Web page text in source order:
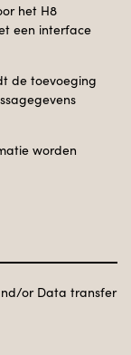
het H8
een interface
de toevoeging
worden
or Data transfer